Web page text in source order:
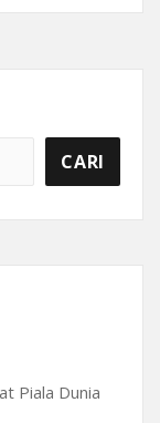
CARI
Piala Dunia